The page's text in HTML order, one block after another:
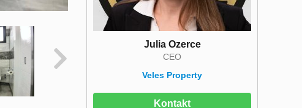
Julia Ozerce
CEO
Veles Property
Kontakt